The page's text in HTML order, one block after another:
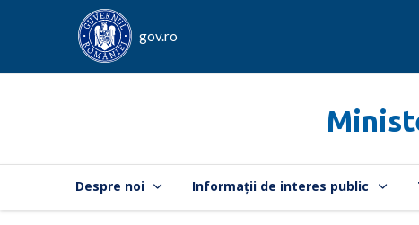
gov.ro
Despre noi Informații de interes public